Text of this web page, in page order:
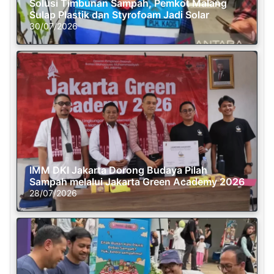
Solusi Timbunan Sampah, Pemkot Malang
Sulap Plastik dan Styrofoam Jadi Solar
30/07/2026
IMM DKI Jakarta Dorong Budaya Pilah
Sampah melalui Jakarta Green Academy 2026
28/07/2026